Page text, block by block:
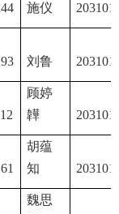
施仪
刘鲁
顾婷
韡
胡蕴
知
魏思